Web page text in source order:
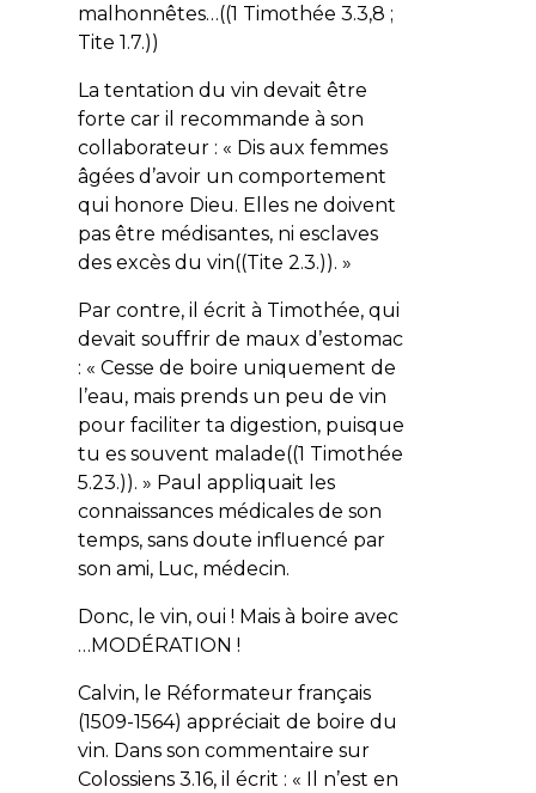
malhonnêtes…((1 Timothée 3.3,8 ;
Tite 1.7.))
La tentation du vin devait être
forte car il recommande à son
collaborateur : « Dis aux femmes
âgées d’avoir un comportement
qui honore Dieu. Elles ne doivent
pas être médisantes, ni esclaves
des excès du vin((Tite 2.3.)). »
Par contre, il écrit à Timothée, qui
devait souffrir de maux d’estomac
: « Cesse de boire uniquement de
l’eau, mais prends un peu de vin
pour faciliter ta digestion, puisque
tu es souvent malade((1 Timothée
5.23.)). » Paul appliquait les
connaissances médicales de son
temps, sans doute influencé par
son ami, Luc, médecin.
Donc, le vin, oui ! Mais à boire avec
…MODÉRATION !
Calvin, le Réformateur français
(1509-1564) appréciait de boire du
vin. Dans son commentaire sur
Colossiens 3.16, il écrit : « Il n’est en